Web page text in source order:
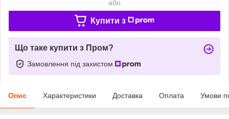
або
Купити з
Що таке купити з Пром?
Замовлення під захистом
Опис Характеристики Доставка Оплата Умови